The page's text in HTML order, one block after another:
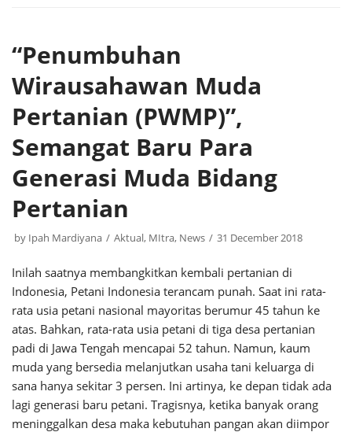
“Penumbuhan
Wirausahawan Muda
Pertanian (PWMP)”,
Semangat Baru Para
Generasi Muda Bidang
Pertanian
by Ipah Mardiyana Aktual, MItra, News 31 December 2018
Inilah saatnya membangkitkan kembali pertanian di
Indonesia, Petani Indonesia terancam punah. Saat ini rata-
rata usia petani nasional mayoritas berumur 45 tahun ke
atas. Bahkan, rata-rata usia petani di tiga desa pertanian
padi di Jawa Tengah mencapai 52 tahun. Namun, kaum
muda yang bersedia melanjutkan usaha tani keluarga di
sana hanya sekitar 3 persen. Ini artinya, ke depan tidak ada
lagi generasi baru petani. Tragisnya, ketika banyak orang
meninggalkan desa maka kebutuhan pangan akan diimpor